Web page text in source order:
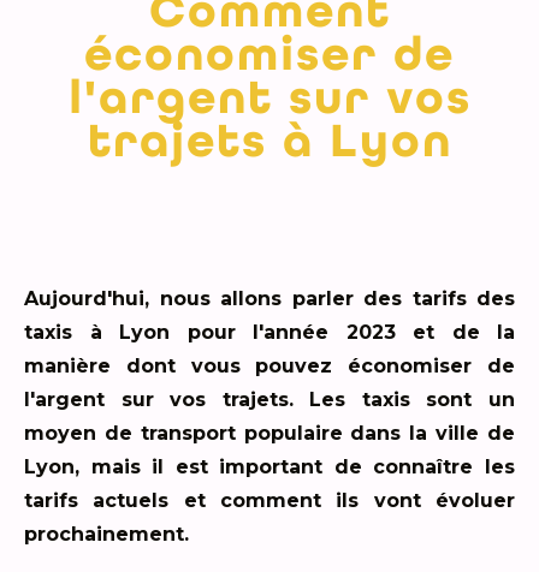
économiser de
l'argent sur vos
trajets à Lyon
Aujourd'hui, nous allons parler des tarifs des
taxis à Lyon pour l'année 2023 et de la
manière dont vous pouvez économiser de
l'argent sur vos trajets. Les taxis sont un
moyen de transport populaire dans la ville de
Lyon, mais il est important de connaître les
tarifs actuels et comment ils vont évoluer
prochainement.